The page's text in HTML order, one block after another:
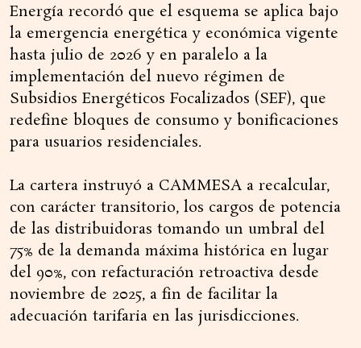
Energía recordó que el esquema se aplica bajo
la emergencia energética y económica vigente
hasta julio de 2026 y en paralelo a la
implementación del nuevo régimen de
Subsidios Energéticos Focalizados (SEF), que
redefine bloques de consumo y bonificaciones
para usuarios residenciales.
La cartera instruyó a CAMMESA a recalcular,
con carácter transitorio, los cargos de potencia
de las distribuidoras tomando un umbral del
75% de la demanda máxima histórica en lugar
del 90%, con refacturación retroactiva desde
noviembre de 2025, a fin de facilitar la
adecuación tarifaria en las jurisdicciones.